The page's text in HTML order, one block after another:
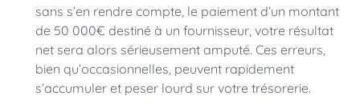
sans s’en rendre compte, le paiement d’un montant
de 50 000€ destiné à un fournisseur, votre résultat
net sera alors sérieusement amputé. Ces erreurs,
bien qu’occasionnelles, peuvent rapidement
s’accumuler et peser lourd sur votre trésorerie.